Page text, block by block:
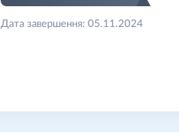
Дата завершення: 05.11.2024